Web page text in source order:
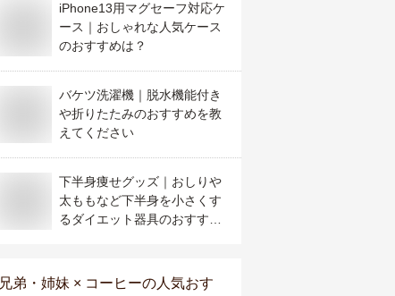
iPhone13用マグセーフ対応ケ
ース｜おしゃれな人気ケース
のおすすめは？
バケツ洗濯機｜脱水機能付き
や折りたたみのおすすめを教
えてください
下半身痩せグッズ｜おしりや
太ももなど下半身を小さくす
るダイエット器具のおすすめ
兄弟・姉妹 × コーヒーの人気おす